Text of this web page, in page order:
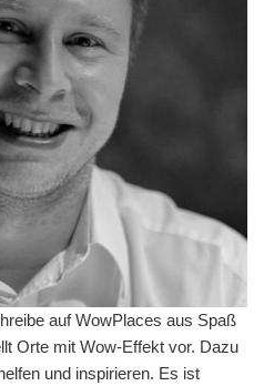
auf WowPlaces aus Spaß
Orte mit Wow-Effekt vor. Dazu
und inspirieren. Es ist